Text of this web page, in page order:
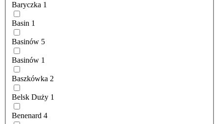
Baryczka 1
Basin 1
Basinów 5
Basinów 1
Baszkówka 2
Belsk Duży 1
Benenard 4